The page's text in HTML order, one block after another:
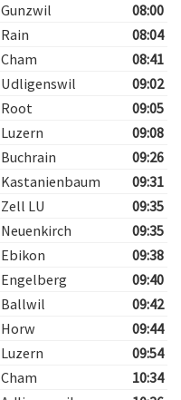
Gunzwil
08:00
Rain
08:04
Cham
08:41
Udligenswil
09:02
Root
09:05
Luzern
09:08
Buchrain
09:26
Kastanienbaum
09:31
Zell LU
09:35
Neuenkirch
09:35
Ebikon
09:38
Engelberg
09:40
Ballwil
09:42
Horw
09:44
Luzern
09:54
Cham
10:34